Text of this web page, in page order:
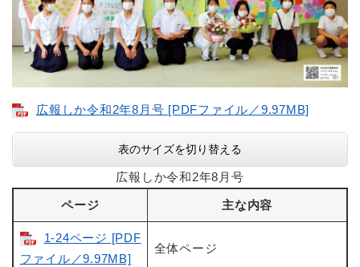
広報しか令和2年8月号 [PDFファイル／9.97MB]
表のサイズを切り替える
広報しか令和2年8月号
ページ 主な内容
1-24ページ [PDF
ファイル／9.97MB]
全体ページ